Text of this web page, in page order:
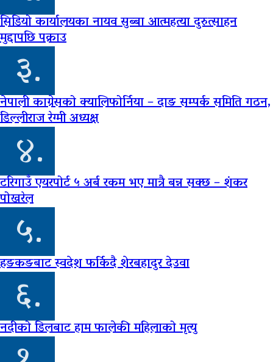
सिडियो कार्यालयका नायव सुब्बा आत्महत्या दुरुत्साहन
मुद्दापछि पक्राउ
३.
नेपाली काग्रेसको क्यालिफोर्निया – दाङ सम्पर्क समिति गठन,
डिल्लीराज रेग्मी अध्यक्ष
४.
टरिगाउँ एयरपोर्ट ५ अर्ब रकम भए मात्रै बन्न सक्छ – शंकर
पोखरेल
५.
हङकङबाट स्वदेश फर्किदै शेरबहादुर देउवा
६.
नदीको डिलबाट हाम फालेकी महिलाको मृत्यु